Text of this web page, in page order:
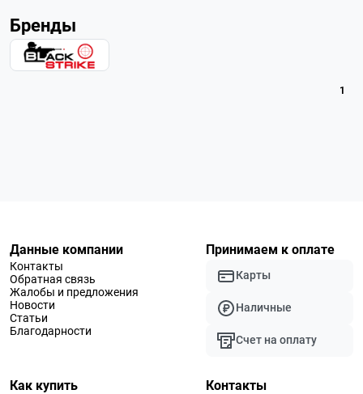
Бренды
1
Данные компании
Контакты
Обратная связь
Жалобы и предложения
Новости
Статьи
Благодарности
Принимаем к оплате
Карты
Наличные
Счет на оплату
Как купить Контакты